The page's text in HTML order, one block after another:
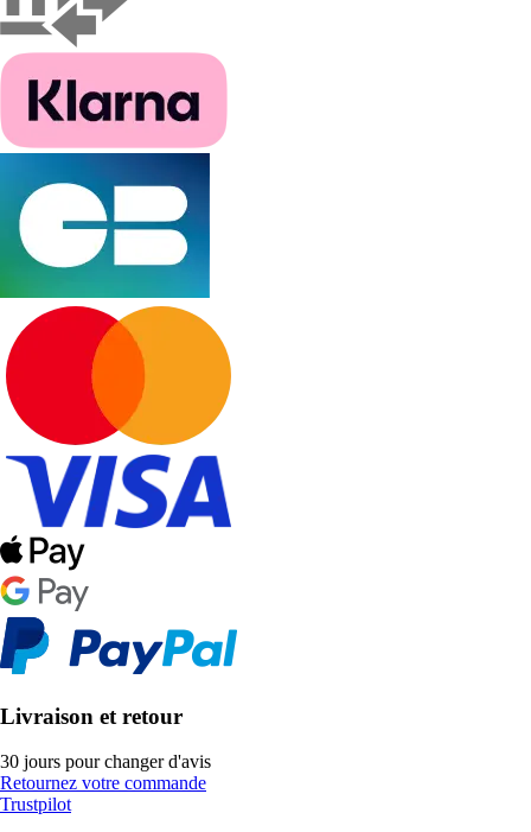
Livraison et retour
30 jours pour changer d'avis
Retournez votre commande
Trustpilot